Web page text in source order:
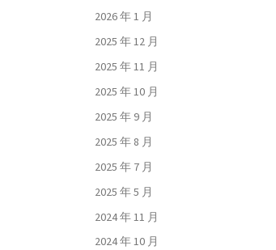
2026 年 1 月
2025 年 12 月
2025 年 11 月
2025 年 10 月
2025 年 9 月
2025 年 8 月
2025 年 7 月
2025 年 5 月
2024 年 11 月
2024 年 10 月